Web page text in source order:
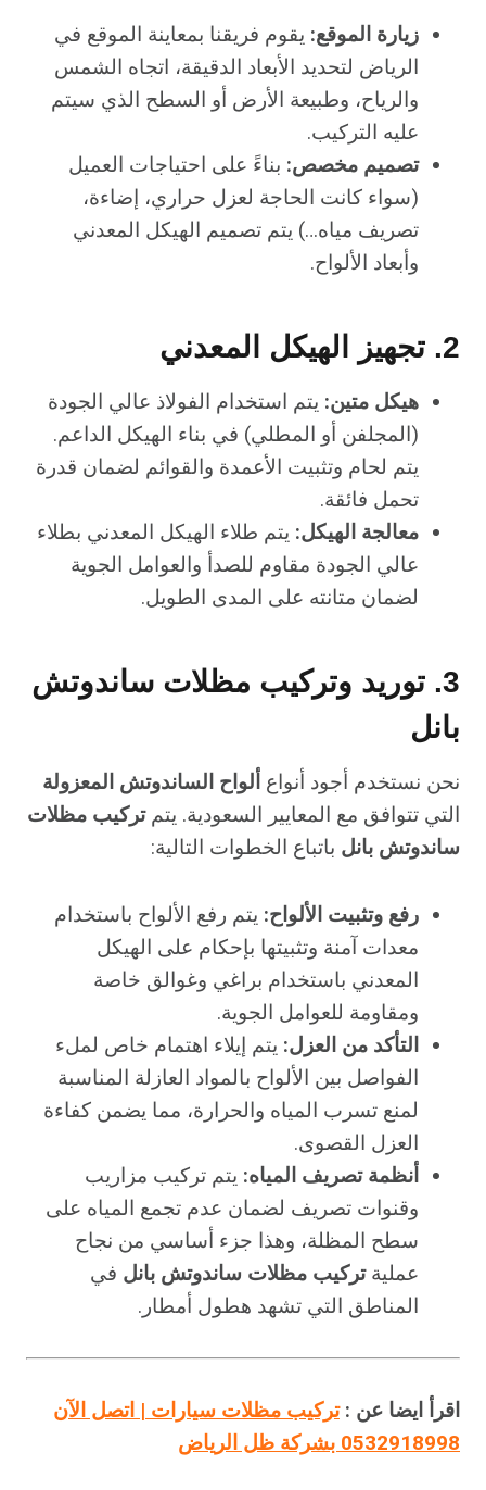
زيارة الموقع: يقوم فريقنا بمعاينة الموقع في
الرياض لتحديد الأبعاد الدقيقة، اتجاه الشمس
والرياح، وطبيعة الأرض أو السطح الذي سيتم
عليه التركيب.
تصميم مخصص: بناءً على احتياجات العميل
(سواء كانت الحاجة لعزل حراري، إضاءة،
تصريف مياه…) يتم تصميم الهيكل المعدني
وأبعاد الألواح.
2. تجهيز الهيكل المعدني
هيكل متين: يتم استخدام الفولاذ عالي الجودة
(المجلفن أو المطلي) في بناء الهيكل الداعم.
يتم لحام وتثبيت الأعمدة والقوائم لضمان قدرة
تحمل فائقة.
معالجة الهيكل: يتم طلاء الهيكل المعدني بطلاء
عالي الجودة مقاوم للصدأ والعوامل الجوية
لضمان متانته على المدى الطويل.
3. توريد وتركيب مظلات ساندوتش
بانل
نحن نستخدم أجود أنواع ألواح الساندوتش المعزولة
التي تتوافق مع المعايير السعودية. يتمتركيب مظلات
ساندوتش بانل باتباع الخطوات التالية:
رفع وتثبيت الألواح: يتم رفع الألواح باستخدام
معدات آمنة وتثبيتها بإحكام على الهيكل
المعدني باستخدام براغي وغوالق خاصة
ومقاومة للعوامل الجوية.
التأكد من العزل: يتم إيلاء اهتمام خاص لملء
الفواصل بين الألواح بالمواد العازلة المناسبة
لمنع تسرب المياه والحرارة، مما يضمن كفاءة
العزل القصوى.
أنظمة تصريف المياه: يتم تركيب مزاريب
وقنوات تصريف لضمان عدم تجمع المياه على
سطح المظلة، وهذا جزء أساسي من نجاح
عمليةتركيب مظلات ساندوتش بانل في
المناطق التي تشهد هطول أمطار.
اقرأ ايضا عن :تركيب مظلات سيارات | اتصل الآن
0532918998 بشركة ظل الرياض